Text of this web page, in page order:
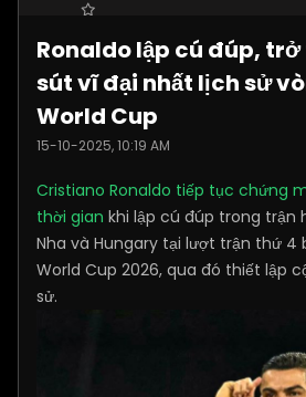
Posts:4305
Ronaldo lập cú đúp,
sút vĩ đại nhất lịch sử
World Cup
15-10-2025, 10:19 AM
Cristiano Ronaldo tiếp tục chứng
thời gian khi lập cú đúp trong trận
Nha và Hungary tại lượt trận thứ 4
World Cup 2026, qua đó thiết lập
sử.